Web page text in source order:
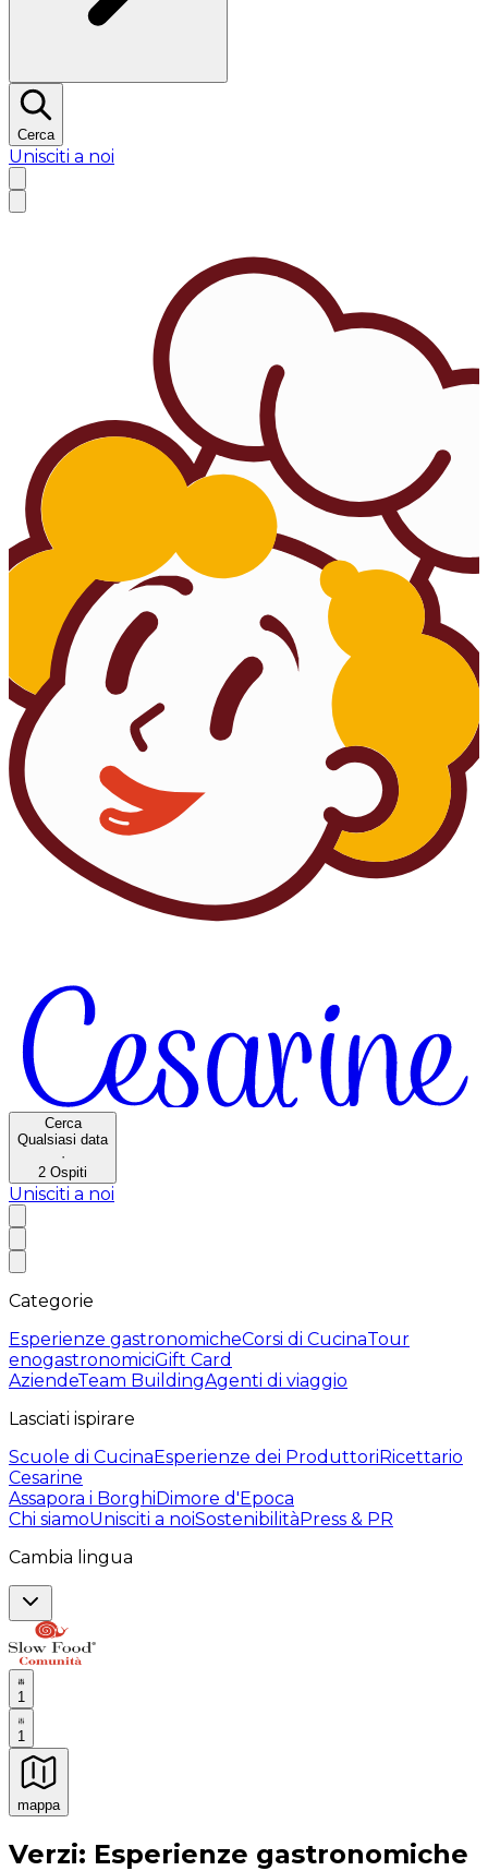
Cerca
Unisciti a noi
Cerca
Qualsiasi data
·
2 Ospiti
Unisciti a noi
Categorie
Esperienze gastronomicheCorsi di CucinaTour
enogastronomiciGift Card
AziendeTeam BuildingAgenti di viaggio
Lasciati ispirare
Scuole di CucinaEsperienze dei ProduttoriRicettario
Cesarine
Assapora i BorghiDimore d'Epoca
Chi siamoUnisciti a noiSostenibilitàPress & PR
Cambia lingua
1
1
mappa
Esperienze culinarie indimenticabili: Esperienze
Verzi: Esperienze gastronomiche